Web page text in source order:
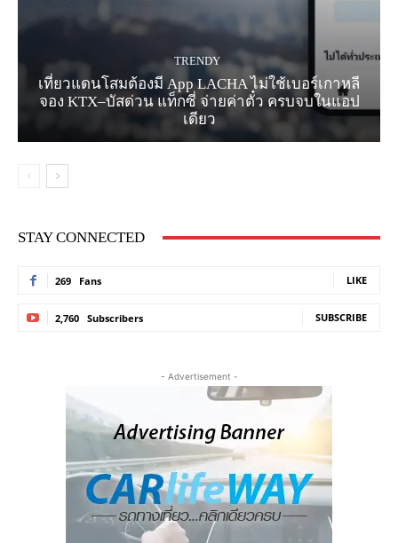
TRENDY
เที่ยวแดนโสมต้องมี App LACHA ไม่ใช้เบอร์เกาหลี
จอง KTX–บัสด่วน แท็กซี่ จ่ายค่าตั๋ว ครบจบในแอป
เดียว
STAY CONNECTED
269 Fans LIKE
2,760 Subscribers SUBSCRIBE
- Advertisement -